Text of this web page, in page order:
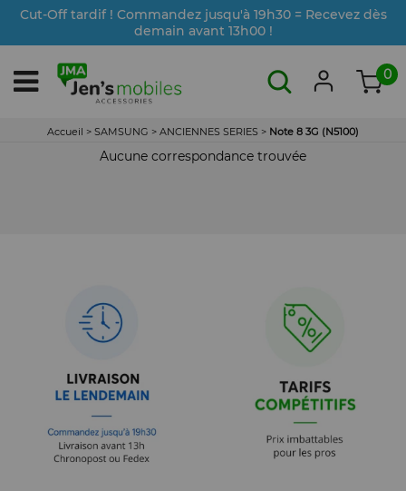
Cut-Off tardif ! Commandez jusqu'à 19h30 = Recevez dès
demain avant 13h00 !
0
Accueil > SAMSUNG > ANCIENNES SERIES > Note 8 3G (N5100)
Aucune correspondance trouvée